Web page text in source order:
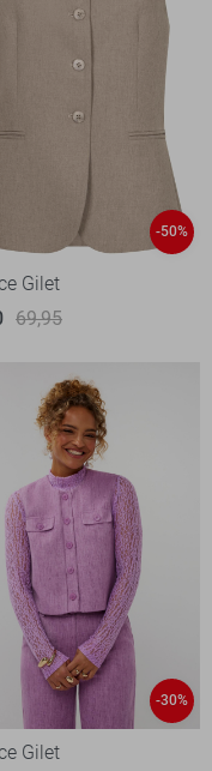
-50%
Gilet
69,95
-30%
Gilet